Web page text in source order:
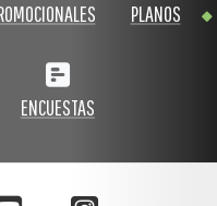
PLANOS
ENCUESTAS